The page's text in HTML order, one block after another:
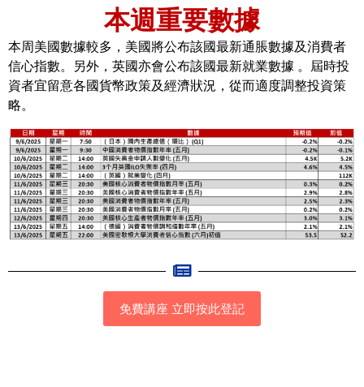
本週重要數據
本周美國數據較多，美國將公布該國最新通脹數據及消費者
信心指數。另外，英國亦會公布該國最新就業數據 。屆時投
資者宜留意各國貨幣政策及經濟狀況，從而適度調整投資策
略。
免費講座 立即按此登記